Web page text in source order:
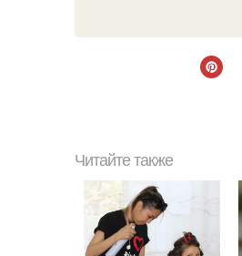
Читайте также